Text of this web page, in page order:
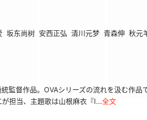
坂东尚树 安西正弘 清川元梦 青森伸 秋元
督作品。OVAシリーズの流れを汲む作品
担当、主題歌は山根麻衣『I...全文